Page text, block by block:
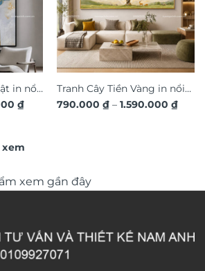
in nổi
sang
₫Khoảng
1.550.000 ₫
Tranh Cây Tiền Vàng in nổi
3D dát vàng ánh kim sang
790.000 ₫ – 1.590.000 ₫
xem gần đây